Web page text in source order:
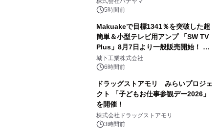
ルが8月7日(金)12時より先行予約受付
5時間前
Makuakeで目標1341％を突破した超
簡単＆小型テレビ用アンプ 「SW TV
Plus」8月7日より一般販売開始！ ケ
ーブル1本つなぐだけ、テレビの音が
ぐっと豊かに
城下工業株式会社
6時間前
ドラッグストアモリ みらいプロジェ
クト 「子どもお仕事参観デー2026」
を開催！
株式会社ドラッグストアモリ
3時間前